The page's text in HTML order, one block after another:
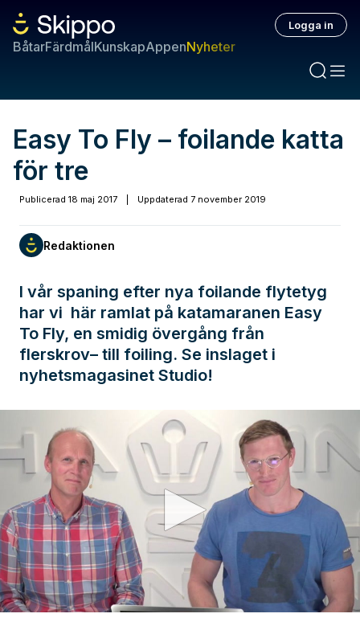
BåtarFärdmålKunskapAppenNyheter
Logga in
Easy To Fly – foilande katta
för tre
Publicerad 18 maj 2017 Uppdaterad 7 november 2019
Redaktionen
I vår spaning efter nya foilande flytetyg
har vi här ramlat på katamaranen Easy
To Fly, en smidig övergång från
flerskrov– till foiling. Se inslaget i
nyhetsmagasinet Studio!